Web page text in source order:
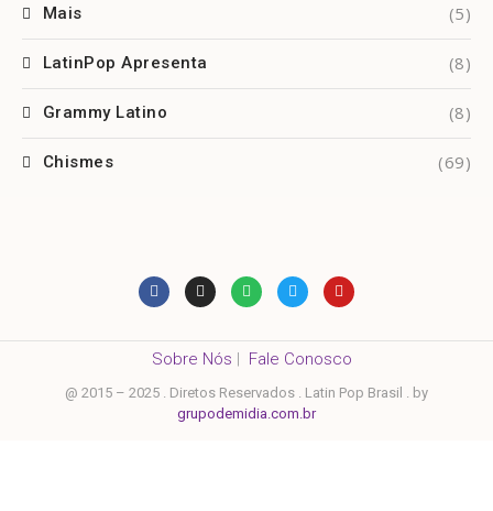
Mais (5)
LatinPop Apresenta (8)
Grammy Latino (8)
Chismes (69)
Sobre Nós | Fale Conosco
@ 2015 – 2025 . Diretos Reservados . Latin Pop Brasil . by
grupodemidia.com.br